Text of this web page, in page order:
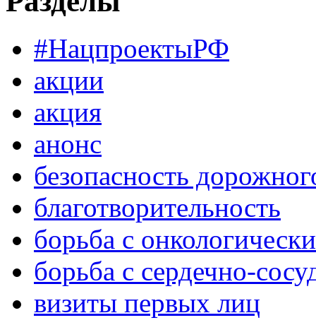
#НацпроектыРФ
акции
акция
анонс
безопасность
благотворительность
борьба с
борьба с сердечно-
визиты первых лиц